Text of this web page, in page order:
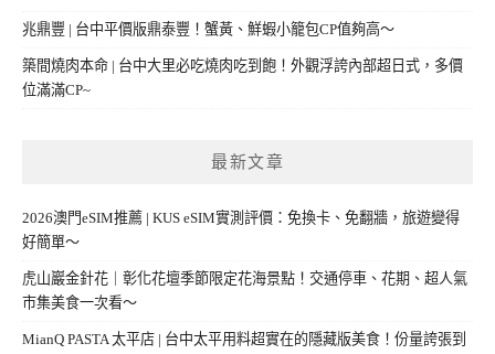
兆鼎豐 | 台中平價版鼎泰豐！蟹黃、鮮蝦小籠包CP值夠高～
築間燒肉本命 | 台中大里必吃燒肉吃到飽！外觀浮誇內部超日式，多價
位滿滿CP~
最新文章
2026澳門eSIM推薦 | KUS eSIM實測評價：免換卡、免翻牆，旅遊變得
好簡單～
虎山巖金針花｜彰化花壇季節限定花海景點！交通停車、花期、超人氣
市集美食一次看～
MianQ PASTA 太平店 | 台中太平用料超實在的隱藏版美食！份量誇張到